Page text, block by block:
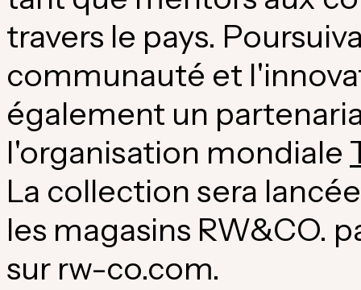
travers le pays.
communauté et
également un
l'organisation mondiale
La collection sera
les magasins RW&CO.
sur rw-co.com.